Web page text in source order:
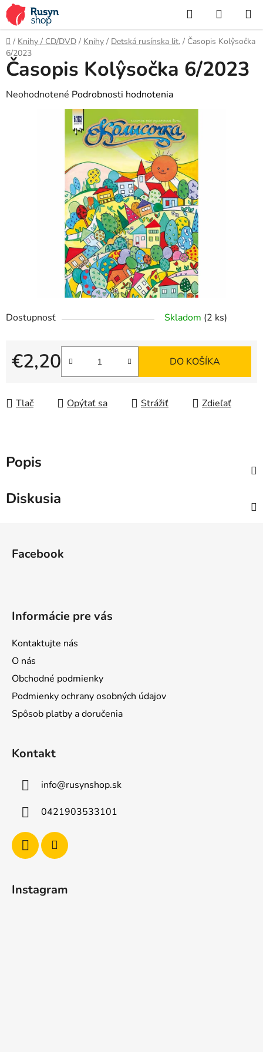
Prejsť
na
obsah
Hľadať
KOŠÍK
Domov
/ Knihy / CD/DVD / Knihy / Detská rusínska lit. / Časopis Kolŷsočka
6/2023
Dostupnosť Skladom (2 ks)
€2,20
Jednotková cena:
DO KOŠÍKA
Tlač Opýtať sa Strážiť Zdieľať
Časopis Kolŷsočka 6/2023
Priemerné
Neohodnotené Podrobnosti hodnotenia
Popis
Diskusia
Facebook
Informácie pre vás
Kontaktujte nás
O nás
Obchodné podmienky
Podmienky ochrany osobných údajov
Spôsob platby a doručenia
Kontakt
info@rusynshop.sk
0421903533101
Instagram